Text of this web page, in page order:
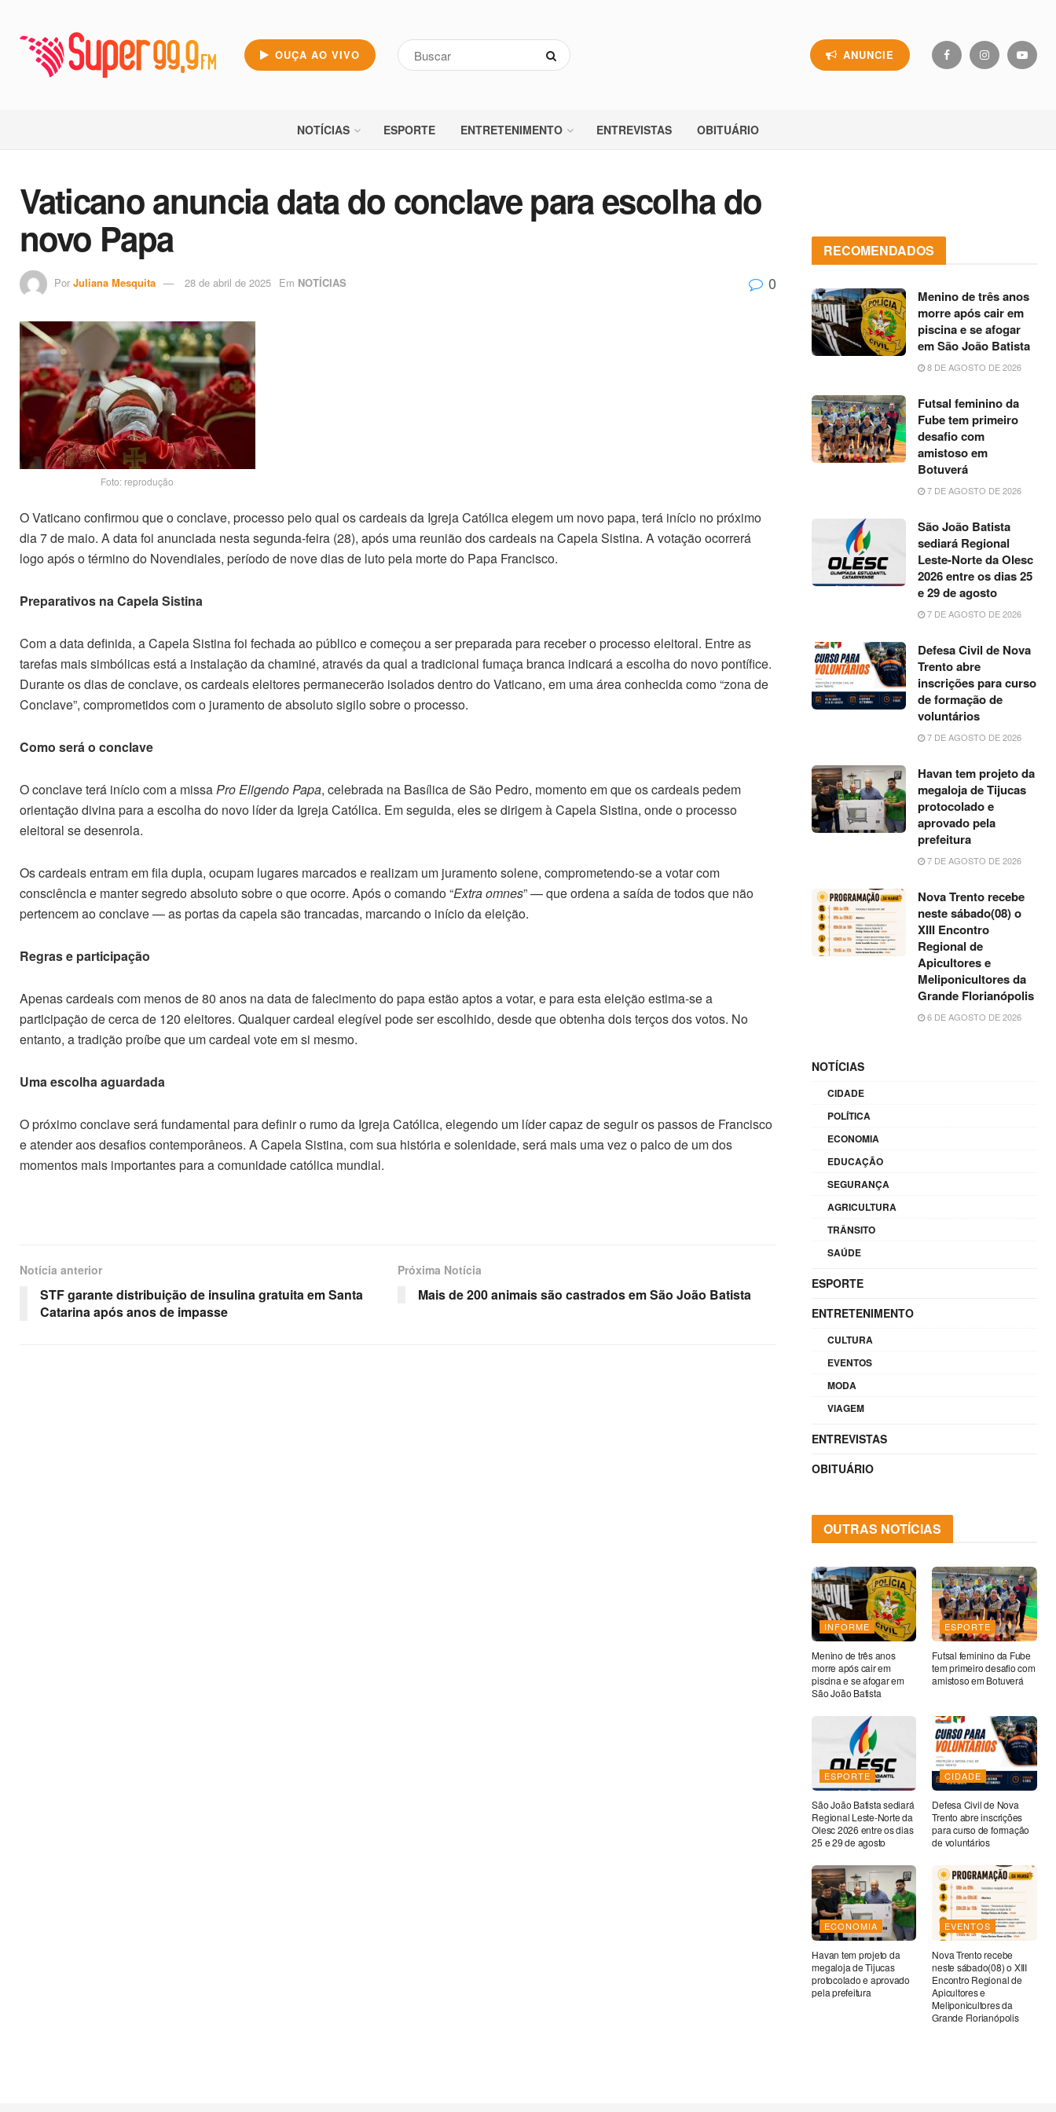
OUÇA AO VIVO ANUNCIE
NOTÍCIAS ESPORTE ENTRETENIMENTO ENTREVISTAS OBITUÁRIO
Vaticano anuncia data do conclave para escolha do
novo Papa
Por Juliana Mesquita 28 de abril de 2025 Em NOTÍCIAS 0
Foto: reprodução
O Vaticano confirmou que o conclave, processo pelo qual os cardeais da Igreja Católica elegem um novo papa, terá início no próximo
dia 7 de maio. A data foi anunciada nesta segunda-feira (28), após uma reunião dos cardeais na Capela Sistina. A votação ocorrerá
logo após o término do Novendiales, período de nove dias de luto pela morte do Papa Francisco.
Preparativos na Capela Sistina
Com a data definida, a Capela Sistina foi fechada ao público e começou a ser preparada para receber o processo eleitoral. Entre as
tarefas mais simbólicas está a instalação da chaminé, através da qual a tradicional fumaça branca indicará a escolha do novo pontífice.
Durante os dias de conclave, os cardeais eleitores permanecerão isolados dentro do Vaticano, em uma área conhecida como “zona de
Conclave”, comprometidos com o juramento de absoluto sigilo sobre o processo.
Como será o conclave
O conclave terá início com a missaPro Eligendo Papa, celebrada na Basílica de São Pedro, momento em que os cardeais pedem
orientação divina para a escolha do novo líder da Igreja Católica. Em seguida, eles se dirigem à Capela Sistina, onde o processo
eleitoral se desenrola.
Os cardeais entram em fila dupla, ocupam lugares marcados e realizam um juramento solene, comprometendo-se a votar com
consciência e manter segredo absoluto sobre o que ocorre. Após o comando “Extra omnes” — que ordena a saída de todos que não
pertencem ao conclave — as portas da capela são trancadas, marcando o início da eleição.
Regras e participação
Apenas cardeais com menos de 80 anos na data de falecimento do papa estão aptos a votar, e para esta eleição estima-se a
participação de cerca de 120 eleitores. Qualquer cardeal elegível pode ser escolhido, desde que obtenha dois terços dos votos. No
entanto, a tradição proíbe que um cardeal vote em si mesmo.
Uma escolha aguardada
O próximo conclave será fundamental para definir o rumo da Igreja Católica, elegendo um líder capaz de seguir os passos de Francisco
e atender aos desafios contemporâneos. A Capela Sistina, com sua história e solenidade, será mais uma vez o palco de um dos
momentos mais importantes para a comunidade católica mundial.
Notícia anterior
STF garante distribuição de insulina gratuita em Santa
Catarina após anos de impasse
Próxima Notícia
Mais de 200 animais são castrados em São João Batista
RECOMENDADOS
Menino de três anos
morre após cair em
piscina e se afogar
em São João Batista
8 DE AGOSTO DE 2026
Futsal feminino da
Fube tem primeiro
desafio com
amistoso em
Botuverá
7 DE AGOSTO DE 2026
São João Batista
sediará Regional
Leste-Norte da Olesc
2026 entre os dias 25
e 29 de agosto
7 DE AGOSTO DE 2026
Defesa Civil de Nova
Trento abre
inscrições para curso
de formação de
voluntários
7 DE AGOSTO DE 2026
Havan tem projeto da
megaloja de Tijucas
protocolado e
aprovado pela
prefeitura
7 DE AGOSTO DE 2026
Nova Trento recebe
neste sábado(08) o
XIII Encontro
Regional de
Apicultores e
Meliponicultores da
Grande Florianópolis
6 DE AGOSTO DE 2026
NOTÍCIAS
CIDADE
POLÍTICA
ECONOMIA
EDUCAÇÃO
SEGURANÇA
AGRICULTURA
TRÂNSITO
SAÚDE
ESPORTE
ENTRETENIMENTO
CULTURA
EVENTOS
MODA
VIAGEM
ENTREVISTAS
OBITUÁRIO
OUTRAS NOTÍCIAS
INFORME
Menino de três anos
morre após cair em
piscina e se afogar em
São João Batista
ESPORTE
Futsal feminino da Fube
tem primeiro desafio com
amistoso em Botuverá
ESPORTE
São João Batista sediará
Regional Leste-Norte da
Olesc 2026 entre os dias
25 e 29 de agosto
CIDADE
Defesa Civil de Nova
Trento abre inscrições
para curso de formação
de voluntários
ECONOMIA
Havan tem projeto da
megaloja de Tijucas
protocolado e aprovado
pela prefeitura
EVENTOS
Nova Trento recebe
neste sábado(08) o XIII
Encontro Regional de
Apicultores e
Meliponicultores da
Grande Florianópolis